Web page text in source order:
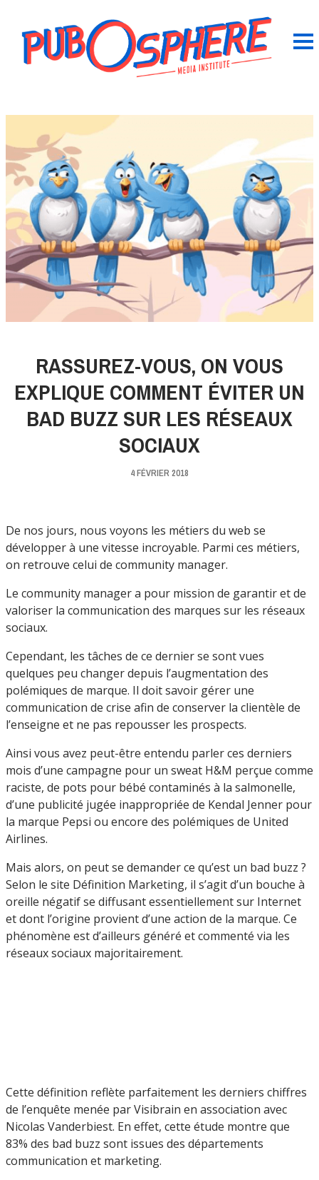
RASSUREZ-VOUS, ON VOUS
EXPLIQUE COMMENT ÉVITER UN
BAD BUZZ SUR LES RÉSEAUX
SOCIAUX
4 FÉVRIER 2018
De nos jours, nous voyons les métiers du web se
développer à une vitesse incroyable. Parmi ces métiers,
on retrouve celui de community manager.
Le community manager a pour mission de garantir et de
valoriser la communication des marques sur les réseaux
sociaux.
Cependant, les tâches de ce dernier se sont vues
quelques peu changer depuis l’augmentation des
polémiques de marque. Il doit savoir gérer une
communication de crise afin de conserver la clientèle de
l’enseigne et ne pas repousser les prospects.
Ainsi vous avez peut-être entendu parler ces derniers
mois d’une campagne pour un sweat H&M perçue comme
raciste, de pots pour bébé contaminés à la salmonelle,
d’une publicité jugée inappropriée de Kendal Jenner pour
la marque Pepsi ou encore des polémiques de United
Airlines.
Mais alors, on peut se demander ce qu’est un bad buzz ?
Selon le site Définition Marketing, il s’agit d’un bouche à
oreille négatif se diffusant essentiellement sur Internet
et dont l’origine provient d’une action de la marque. Ce
phénomène est d’ailleurs généré et commenté via les
réseaux sociaux majoritairement.
Cette définition reflète parfaitement les derniers chiffres
de l’enquête menée par Visibrain en association avec
Nicolas Vanderbiest. En effet, cette étude montre que
83% des bad buzz sont issues des départements
communication et marketing.